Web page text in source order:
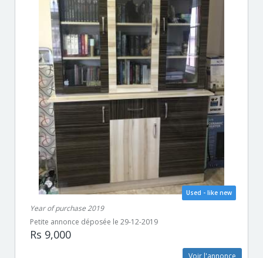
Used - like new
Year of purchase 2019
Petite annonce déposée le 29-12-2019
Rs 9,000
Voir l'annonce